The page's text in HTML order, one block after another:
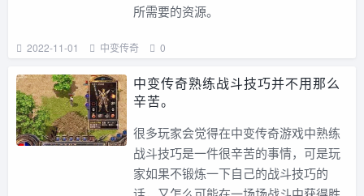
所需要的资源。
2022-11-01 中变传奇 0
中变传奇熟练战斗技巧并不用那么
辛苦。
很多玩家会觉得在中变传奇游戏中熟练
战斗技巧是一件很辛苦的事情，可是玩
家如果不锻炼一下自己的战斗技巧的